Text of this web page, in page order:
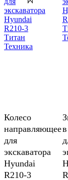
Колесо
направляющее
для
экскаватора
Hyundai
R210-3